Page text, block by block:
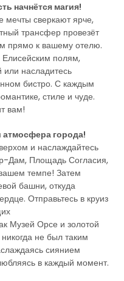
начнётся магия!
мечты сверкают ярче,
трансфер провезёт
прямо к вашему отелю.
Елисейским полям,
или насладитесь
бистро. С каждым
стиле и чуде.
вам!
города!
и наслаждайтесь
Дам, Площадь Согласия,
темпе! Затем
башни, откуда
Отправьтесь в круиз
Музей Орсе и золотой
не был таким
сиянием
в каждый момент.